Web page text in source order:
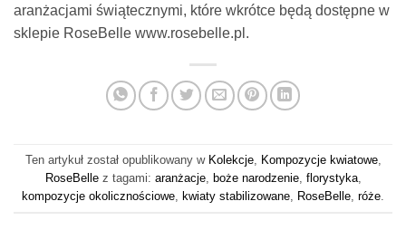
aranżacjami świątecznymi, które wkrótce będą dostępne w
sklepie RoseBelle www.rosebelle.pl.
Ten artykuł został opublikowany w Kolekcje, Kompozycje kwiatowe,
RoseBellez tagami: aranżacje, boże narodzenie, florystyka,
kompozycje okolicznościowe kwiaty stabilizowane RoseBelle róże